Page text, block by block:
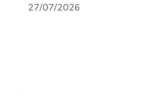
27/07/2026